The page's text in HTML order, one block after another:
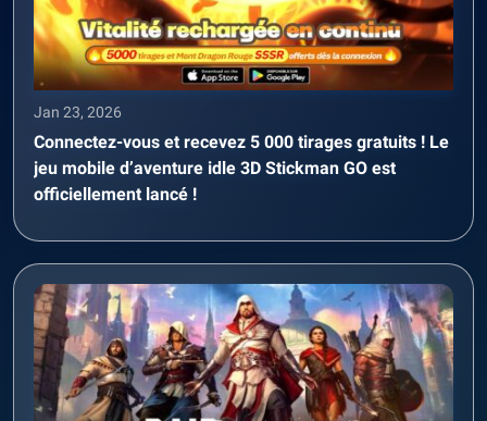
Jan 23, 2026
Connectez-vous et recevez 5 000 tirages gratuits ! Le
jeu mobile d’aventure idle 3D Stickman GO est
officiellement lancé !